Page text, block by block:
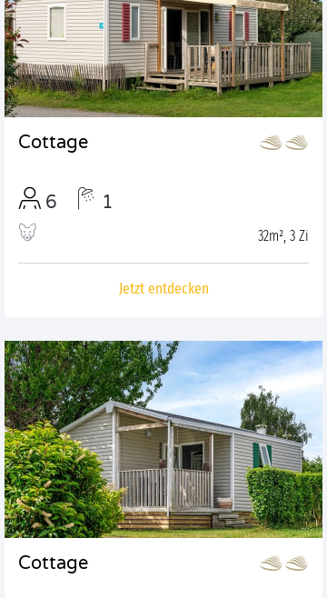
Cottage
6 1
32m², 3 Zi
Jetzt entdecken
Cottage